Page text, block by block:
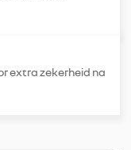
extra zekerheid na